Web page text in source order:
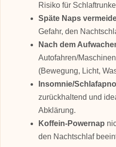
Risiko für
Späte Naps
Gefahr, den
Nach dem
Autofahren/
(Bewegung, Licht,
Insomnie/
zurückhaltend und
Abklärung.
Koffein‑Powernap
den Nachtschlaf